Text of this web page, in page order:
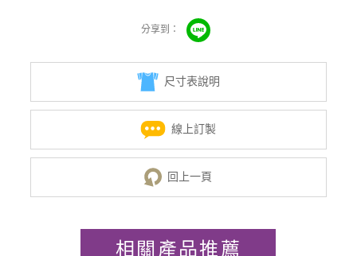
尺寸表說明
線上訂製
回上一頁
相關產品推薦